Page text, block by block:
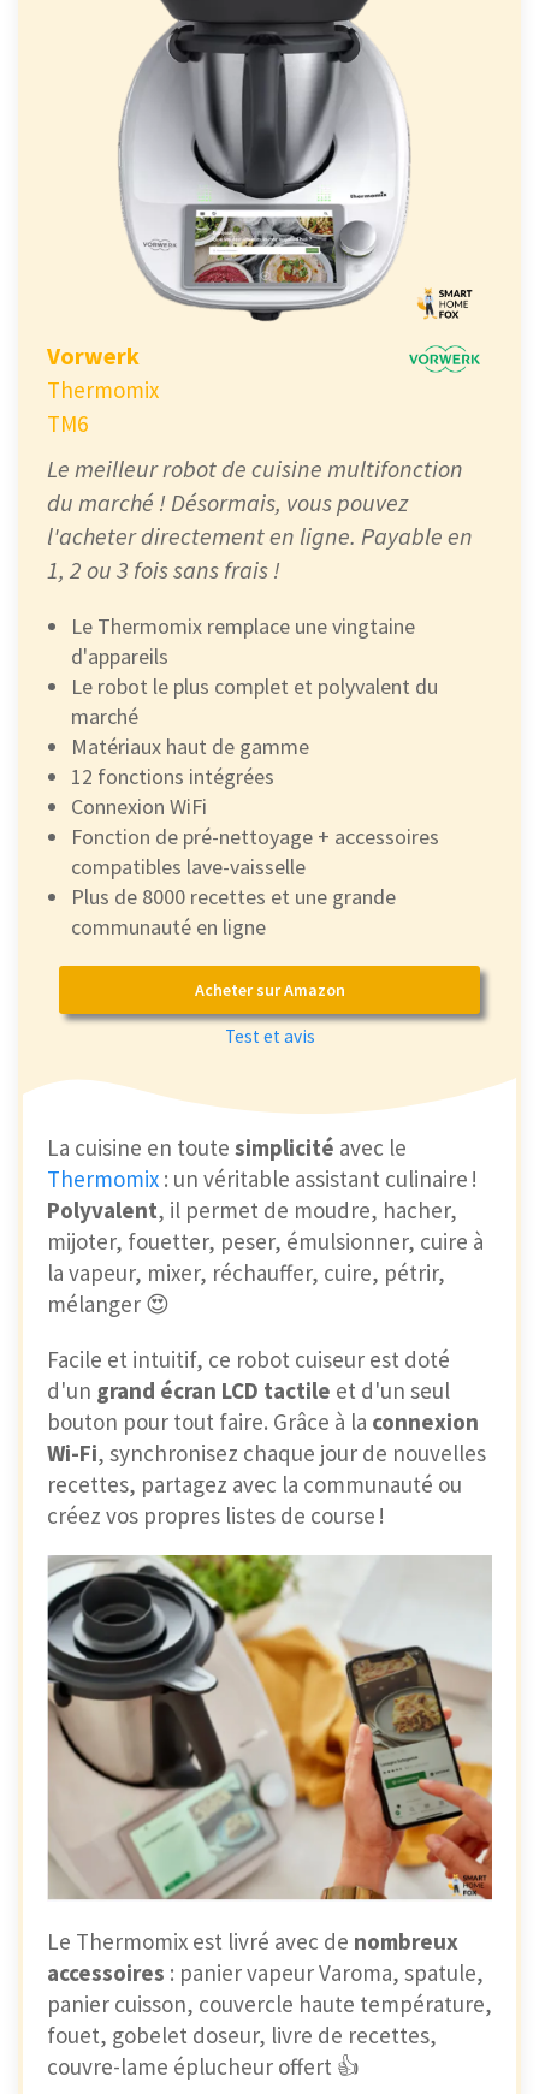
Vorwerk
Thermomix
TM6
Le meilleur robot de cuisine multifonction
du marché ! Désormais, vous pouvez
l'acheter directement en ligne. Payable en
1, 2 ou 3 fois sans frais !
Le Thermomix remplace une vingtaine
d'appareils
Le robot le plus complet et polyvalent du
marché
Matériaux haut de gamme
12 fonctions intégrées
Connexion WiFi
Fonction de pré-nettoyage + accessoires
compatibles lave-vaisselle
Plus de 8000 recettes et une grande
communauté en ligne
Acheter sur Amazon
Test et avis
La cuisine en toute simplicité avec le
Thermomix : un véritable assistant culinaire !
Polyvalent, il permet de moudre, hacher,
mijoter, fouetter, peser, émulsionner, cuire à
la vapeur, mixer, réchauffer, cuire, pétrir,
mélanger 😍
Facile et intuitif, ce robot cuiseur est doté
d'un grand écran LCD tactile et d'un seul
bouton pour tout faire. Grâce à la connexion
Wi-Fi, synchronisez chaque jour de nouvelles
recettes, partagez avec la communauté ou
créez vos propres listes de course !
Le Thermomix est livré avec de nombreux
accessoires : panier vapeur Varoma, spatule,
panier cuisson, couvercle haute température,
fouet, gobelet doseur, livre de recettes,
couvre-lame éplucheur offert 👍